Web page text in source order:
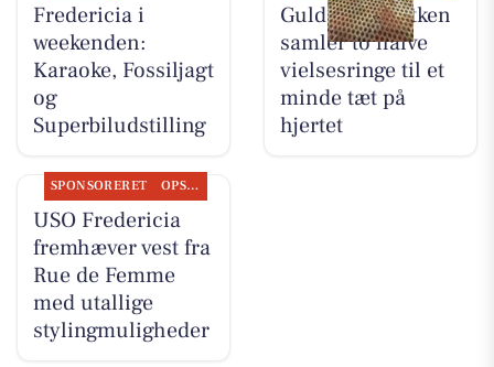
Fredericia i
weekenden:
Karaoke, Fossiljagt
og
Superbiludstilling
Guldsmed Lütken
samler to halve
vielsesringe til et
minde tæt på
hjertet
SPONSORERET OPSLAGSTAVLEN
USO Fredericia
fremhæver vest fra
Rue de Femme
med utallige
stylingmuligheder